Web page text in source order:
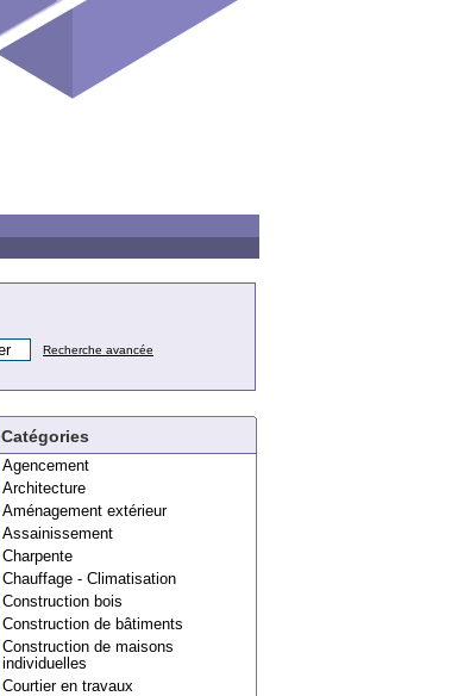
Recherche avancée
Catégories
Agencement
Architecture
Aménagement extérieur
Assainissement
Charpente
Chauffage - Climatisation
Construction bois
Construction de bâtiments
Construction de maisons
individuelles
Courtier en travaux